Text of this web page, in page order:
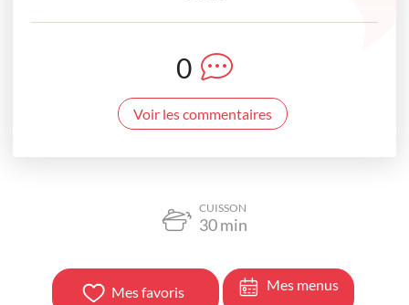
0
Voir les commentaires
CUISSON
30min
Mes favoris Mes menus